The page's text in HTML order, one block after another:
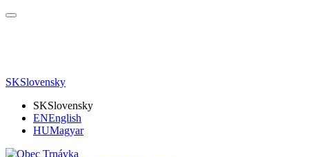
SKSlovensky
SKSlovensky
ENEnglish
HUMagyar